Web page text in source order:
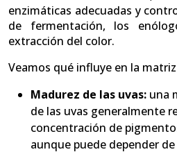
enzimáticas adecuadas y
de fermentación, los
extracción del color.
Veamos qué influye en la
Madurez de las uvas: una
de las uvas generalmente
concentración de
aunque puede depender